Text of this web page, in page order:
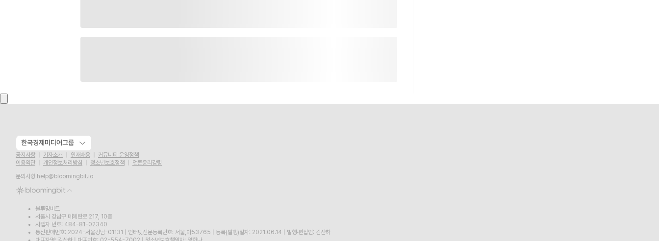
한국경제미디어그룹
공지사항 기자소개 인재채용
커뮤니티 운영정책
이용약관
개인정보처리방침 청소년보호정책
언론윤리강령
문의사항 help@bloomingbit.io
블루밍비트
서울시 강남구 테헤란로 217, 10층
사업자 번호: 484-81-02340
통신판매번호: 2024-서울강남-01131
인터넷신문등록번호: 서울,아53765 등록(발행)일자: 2021.06.14
발행·편집인: 김산하